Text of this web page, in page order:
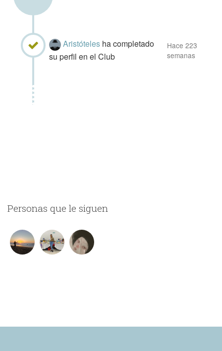
Aristóteles ha completado
su perfil en el Club
Hace 223
semanas
Personas que le siguen